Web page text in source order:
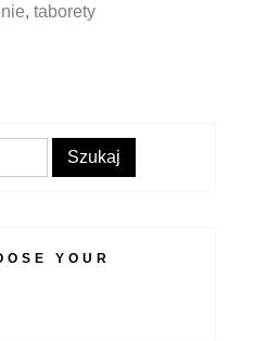
, taborety
Szukaj
YOUR